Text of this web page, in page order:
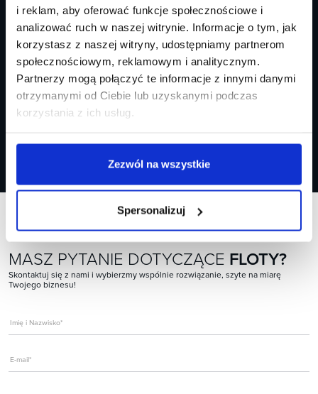
i reklam, aby oferować funkcje społecznościowe i
analizować ruch w naszej witrynie. Informacje o tym, jak
korzystasz z naszej witryny, udostępniamy partnerom
społecznościowym, reklamowym i analitycznym.
Partnerzy mogą połączyć te informacje z innymi danymi
otrzymanymi od Ciebie lub uzyskanymi podczas
korzystania z ich usług.
Zezwól na wszystkie
Spersonalizuj
FLOTA
MASZ PYTANIE DOTYCZĄCE FLOTY?
Skontaktuj się z nami i wybierzmy wspólnie rozwiązanie, szyte na miarę
Twojego biznesu!